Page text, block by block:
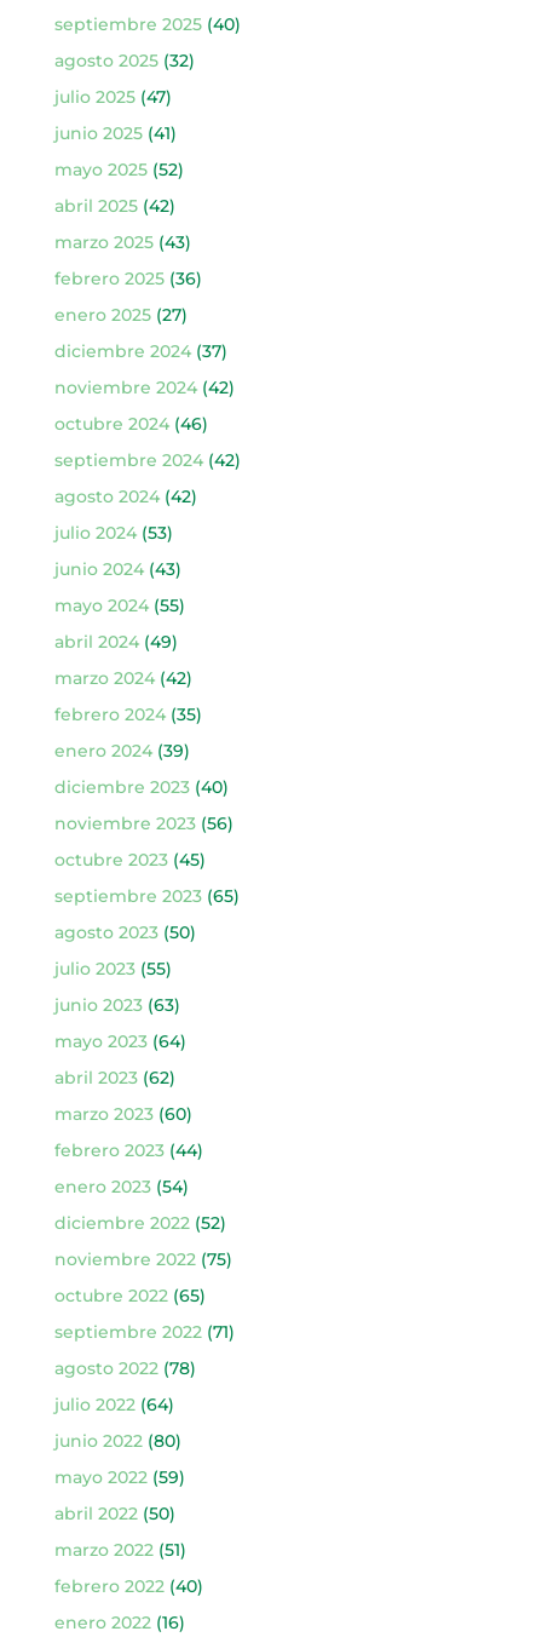
septiembre 2025(40)
agosto 2025(32)
julio 2025(47)
junio 2025(41)
mayo 2025(52)
abril 2025(42)
marzo 2025(43)
febrero 2025(36)
enero 2025(27)
diciembre 2024(37)
noviembre 2024(42)
octubre 2024(46)
septiembre 2024(42)
agosto 2024(42)
julio 2024(53)
junio 2024(43)
mayo 2024(55)
abril 2024(49)
marzo 2024(42)
febrero 2024(35)
enero 2024(39)
diciembre 2023(40)
noviembre 2023(56)
octubre 2023(45)
septiembre 2023(65)
agosto 2023(50)
julio 2023(55)
junio 2023(63)
mayo 2023(64)
abril 2023(62)
marzo 2023(60)
febrero 2023(44)
enero 2023(54)
diciembre 2022(52)
noviembre 2022(75)
octubre 2022(65)
septiembre 2022(71)
agosto 2022(78)
julio 2022(64)
junio 2022(80)
mayo 2022(59)
abril 2022(50)
marzo 2022(51)
febrero 2022(40)
enero 2022(16)